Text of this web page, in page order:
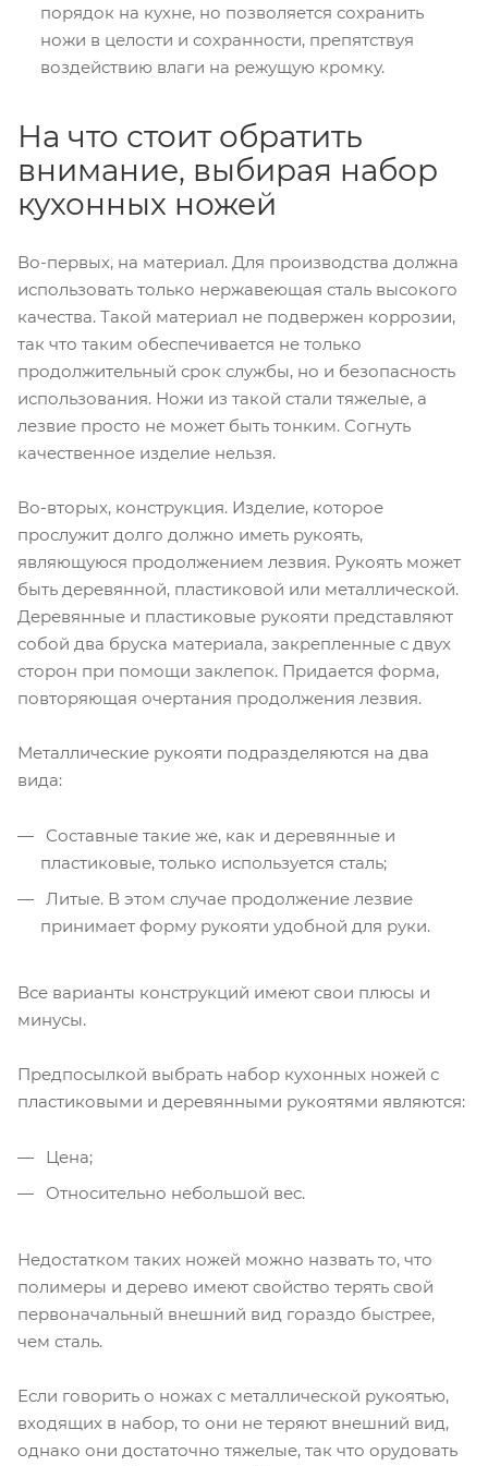
порядок на кухне, но позволяется сохранить
ножи в целости и сохранности, препятствуя
воздействию влаги на режущую кромку.
На что стоит обратить
внимание, выбирая набор
кухонных ножей
Во-первых, на материал. Для производства должна
использовать только нержавеющая сталь высокого
качества. Такой материал не подвержен коррозии,
так что таким обеспечивается не только
продолжительный срок службы, но и безопасность
использования. Ножи из такой стали тяжелые, а
лезвие просто не может быть тонким. Согнуть
качественное изделие нельзя.
Во-вторых, конструкция. Изделие, которое
прослужит долго должно иметь рукоять,
являющуюся продолжением лезвия. Рукоять может
быть деревянной, пластиковой или металлической.
Деревянные и пластиковые рукояти представляют
собой два бруска материала, закрепленные с двух
сторон при помощи заклепок. Придается форма,
повторяющая очертания продолжения лезвия.
Металлические рукояти подразделяются на два
вида:
Составные такие же, как и деревянные и
пластиковые, только используется сталь;
Литые. В этом случае продолжение лезвие
принимает форму рукояти удобной для руки.
Все варианты конструкций имеют свои плюсы и
минусы.
Предпосылкой выбрать набор кухонных ножей с
пластиковыми и деревянными рукоятями являются:
Цена;
Относительно небольшой вес.
Недостатком таких ножей можно назвать то, что
полимеры и дерево имеют свойство терять свой
первоначальный внешний вид гораздо быстрее,
чем сталь.
Если говорить о ножах с металлической рукоятью,
входящих в набор, то они не теряют внешний вид,
однако они достаточно тяжелые, так что орудовать